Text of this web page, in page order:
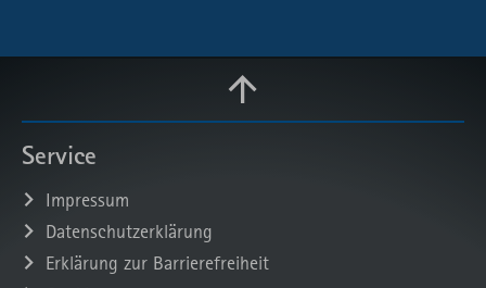
Service
Impressum
Datenschutzerklärung
Erklärung zur Barrierefreiheit